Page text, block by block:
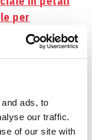
ads, to
our traffic.
of our site with
per
finger food
un ottimo
o come
: